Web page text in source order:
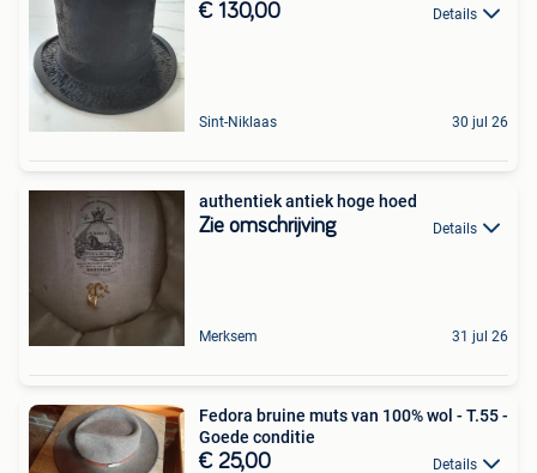
€ 130,00 Details
Sint-Niklaas 30 jul 26
authentiek antiek hoge hoed
Zie omschrijving Details
Merksem 31 jul 26
Fedora bruine muts van 100% wol - T.55 -
Goede conditie
€ 25,00 Details